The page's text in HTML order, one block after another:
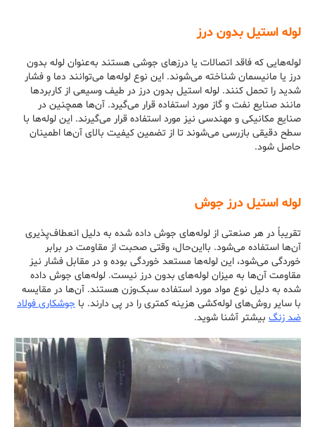
لوله استیل بدون درز
لوله‌هایی که فاقد اتصالات یا درزهای جوشی هستند به‌عنوان لوله بدون
درز یا مانیسمان شناخته می‌شوند. این نوع لوله‌ها می‌توانند دما و فشار
شدید را تحمل کنند. لوله استیل بدون درز در طیف وسیعی از کاربردها
مانند صنایع نفت و گاز مورد استفاده قرار می‌گیرد. آن‌ها همچنین در
صنایع مکانیکی و مهندسی نیز مورد استفاده قرار می‌گیرند. این لوله‌ها با
سطح دقیقی بازرسی می‌شوند تا از تضمین کیفیت بالای آن‌ها اطمینان
حاصل شود.
لوله استیل درز جوش
تقریباً در هر صنعتی از لوله‌های جوش داده شده به دلیل انعطاف‌پذیری
آن‌ها استفاده می‌شود. بااین‌حال، وقتی صحبت از مقاومت در برابر
خوردگی می‌شود، این لوله‌ها مستعد خوردگی بوده و در مقابل فشار نیز
مقاومت آن‌ها به میزان لوله‌های بدون درز نیست. لوله‌های جوش داده
شده به دلیل نوع مواد مورد استفاده سبک‌وزن هستند. آن‌ها در مقایسه
با سایر روش‌های لوله‌کشی هزینه کمتری را در پی دارند. با جوشکاری فولاد
ضد زنگ بیشتر آشنا شوید.